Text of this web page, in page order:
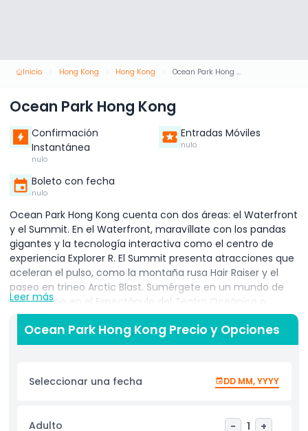
Inicio Hong Kong Hong Kong Ocean Park Hong Kong
Ocean Park Hong Kong
Confirmación
Instantánea
nulo
Entradas Móviles
nulo
Boleto con fecha
nulo
Ocean Park Hong Kong cuenta con dos áreas: el Waterfront
y el Summit. En el Waterfront, maravíllate con los pandas
gigantes y la tecnología interactiva como el centro de
experiencia Explorer R. El Summit presenta atracciones que
aceleran el pulso, como la montaña rusa Hair Raiser y el
paseo en trineo Arctic Blast. Sumérgete en un mundo de
vida marina en el Espectáculo del Teatro Oceánico o
acércate a los encuentros con animales. Ven y
experimenta la emoción de Ocean Park, un destino
perfecto para un día de diversión en familia. Ocean Park
encantan los animales, las atracciones emocionantes y la
diversión para toda la familia. Ubicado en el lado sur de la
puedes explorar el Mundo Marino donde viven delfines,
Leer más
Ocean Park Hong Kong Precio y Opciones
Seleccionar una fecha DD MM, YYYY
Adulto - 1 +